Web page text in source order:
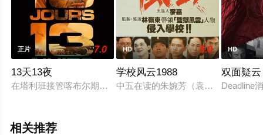
正片 7.0
13天13夜
在塔利班接管喀布尔期间，阿富汗军队守卫着法国大使馆。他
HD 5.0
学校风云1988
中五在读的朱婉芳（袁洁莹 饰）与
HD
双面疑云
Deadline
相关推荐